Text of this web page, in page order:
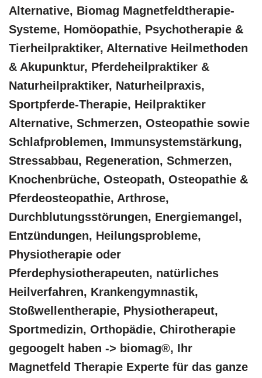
Alternative, Biomag Magnetfeldtherapie-
Systeme, ‎Homöopathie, ‎Psychotherapie &
‎Tierheilpraktiker, Alternative Heilmethoden
& Akupunktur, Pferdeheilpraktiker &
Naturheilpraktiker, Naturheilpraxis,
Sportpferde-Therapie, Heilpraktiker
Alternative, Schmerzen, Osteopathie sowie
Schlafproblemen, Immunsystemstärkung,
Stressabbau, Regeneration, Schmerzen,
Knochenbrüche, Osteopath, Osteopathie &
Pferdeosteopathie, Arthrose,
Durchblutungsstörungen, Energiemangel,
Entzündungen, Heilungsprobleme,
Physiotherapie oder
Pferdephysiotherapeuten, natürliches
Heilverfahren, Krankengymnastik,
Stoßwellentherapie, Physiotherapeut,
Sportmedizin, Orthopädie, Chirotherapie
gegoogelt haben -> biomag®, Ihr
Magnetfeld Therapie Experte für das ganze